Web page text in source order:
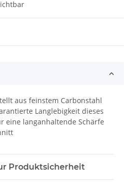
aus feinstem Carbonstahl
Langlebigkeit dieses
eine langanhaltende Schärfe
Produktsicherheit